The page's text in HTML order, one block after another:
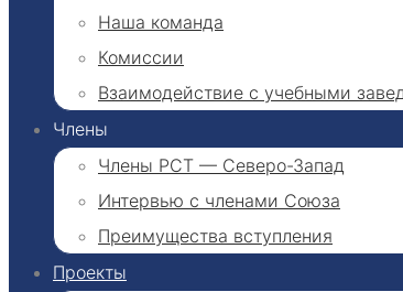
Наша команда
Комиссии
Взаимодействие с учебными
Члены
Члены РСТ — Северо-Запад
Интервью с членами Союза
Преимущества вступления
Проекты